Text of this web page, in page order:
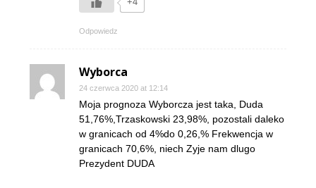
Odpowiedz
Wyborca
24 czerwca 2020 at 12:14
Moja prognoza Wyborcza jest taka, Duda
51,76%,Trzaskowski 23,98%, pozostali daleko
w granicach od 4%do 0,26,% Frekwencja w
granicach 70,6%, niech Zyje nam dlugo
Prezydent DUDA